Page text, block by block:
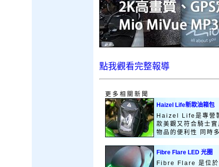
點我觀看完整報導
更多相關新聞
Haizel Life新款油箱包
Haizel Life是專營
款美觀又符合騎士
物品的便利性 同時
Fibre Flare LED 光圈
Fibre Flare 是位於